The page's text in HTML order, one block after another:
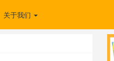
关于我们